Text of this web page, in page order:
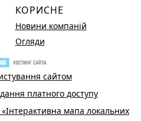
КОРИСНЕ
Новини компаній
Огляди
сайтом
платного доступу
мапа локальних